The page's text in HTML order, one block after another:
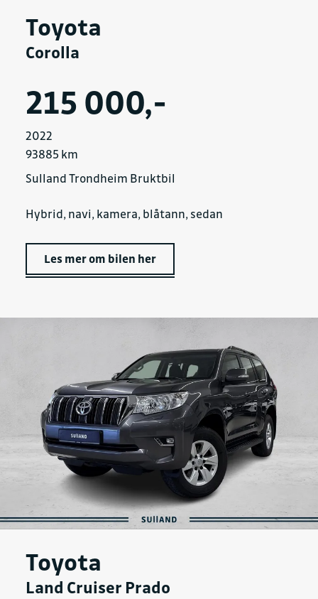
Toyota
Corolla
215 000,-
2022
93885 km
Sulland Trondheim Bruktbil
Hybrid, navi, kamera, blåtann, sedan
Les mer om bilen her
Toyota
Land Cruiser Prado